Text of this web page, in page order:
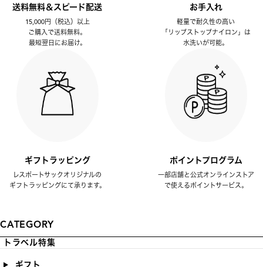
送料無料＆スピード配送
15,000円（税込）以上
ご購入で送料無料。
最短翌日にお届け。
お手入れ
軽量で耐久性の高い
「リップストップナイロン」は
水洗いが可能。
ギフトラッピング
レスポートサックオリジナルの
ギフトラッピングにて承ります。
ポイントプログラム
一部店舗と公式オンラインストア
で使えるポイントサービス。
CATEGORY
トラベル特集
ギフト